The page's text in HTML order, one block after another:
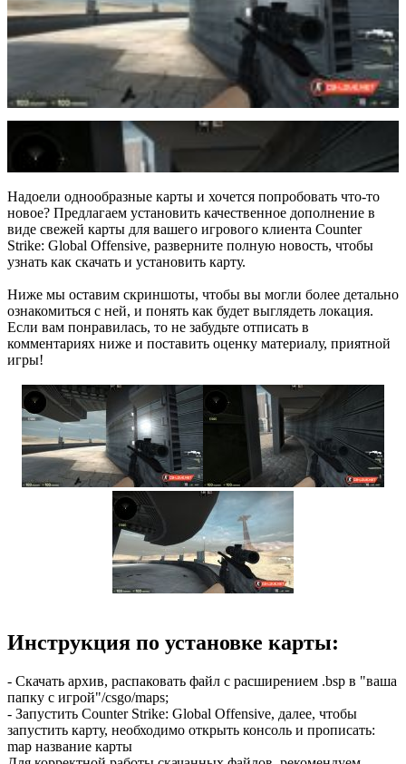
Надоели однообразные карты и хочется попробовать что-то
новое? Предлагаем установить качественное дополнение в
виде свежей карты для вашего игрового клиента Counter
Strike: Global Offensive, разверните полную новость, чтобы
узнать как скачать и установить карту.
Ниже мы оставим скриншоты, чтобы вы могли более детально
ознакомиться с ней, и понять как будет выглядеть локация.
Если вам понравилась, то не забудьте отписать в
комментариях ниже и поставить оценку материалу, приятной
игры!
Инструкция по установке карты:
- Скачать архив, распаковать файл с расширением .bsp в "ваша
папку с игрой"/csgo/maps;
- Запустить Counter Strike: Global Offensive, далее, чтобы
запустить карту, необходимо открыть консоль и прописать:
map название карты